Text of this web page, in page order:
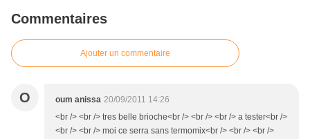
Commentaires
Ajouter un commentaire
O oum anissa 20/09/2011 14:26
<br /> <br /> tres belle brioche<br /> <br /> <br /> a tester<br />
<br /> <br /> moi ce serra sans termomix<br /> <br /> <br />